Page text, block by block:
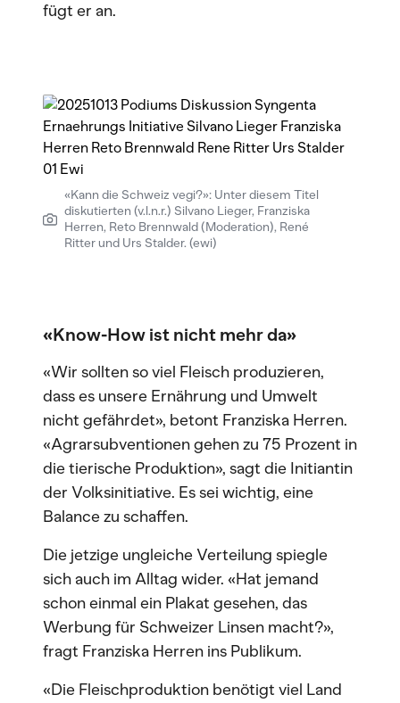
fügt er an.
«Kann die Schweiz vegi?»: Unter diesem Titel
diskutierten (v.l.n.r.) Silvano Lieger, Franziska
Herren, Reto Brennwald (Moderation), René
Ritter und Urs Stalder. (ewi)
«Know-How ist nicht mehr da»
«Wir sollten so viel Fleisch produzieren,
dass es unsere Ernährung und Umwelt
nicht gefährdet», betont Franziska Herren.
«Agrarsubventionen gehen zu 75 Prozent in
die tierische Produktion», sagt die Initiantin
der Volksinitiative. Es sei wichtig, eine
Balance zu schaffen.
Die jetzige ungleiche Verteilung spiegle
sich auch im Alltag wider. «Hat jemand
schon einmal ein Plakat gesehen, das
Werbung für Schweizer Linsen macht?»,
fragt Franziska Herren ins Publikum.
«Die Fleischproduktion benötigt viel Land